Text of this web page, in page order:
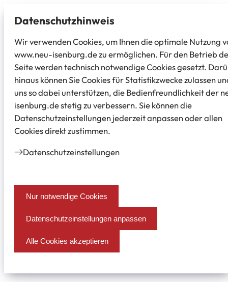
Datenschutz­hinweis
Wir verwenden Cookies, um Ihnen die optimale Nutzung
www.neu-isenburg.de zu ermöglichen. Für den Betrieb
Seite werden technisch notwendige Cookies gesetzt.
hinaus können Sie Cookies für Statistikzwecke zulassen
uns so dabei unterstützen, die Bedienfreundlichkeit der
isenburg.de stetig zu verbessern. Sie können die
Datenschutzeinstellungen jederzeit anpassen oder allen
Cookies direkt zustimmen.
Datenschutz­einstellungen
Nur notwendige Cookies
Datenschutzeinstellungen anpassen
Alle Cookies akzeptieren